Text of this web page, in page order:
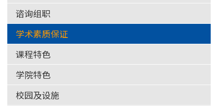
谘询组职
学术素质保证
课程特色
学院特色
校园及设施